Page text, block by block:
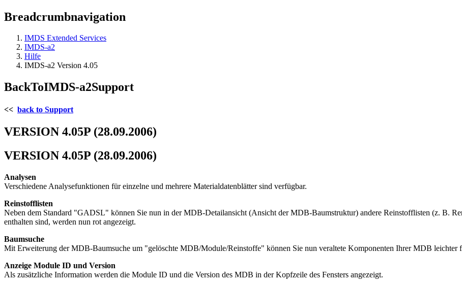
Breadcrumbnavigation
IMDS Extended Services
IMDS-a2
Hilfe
IMDS-a2 Version 4.05
BackToIMDS-a2Support
<< back to Support
VERSION 4.05P (28.09.2006)
VERSION 4.05P (28.09.2006)
Analysen
Verschiedene Analysefunktionen für einzelne und mehrere Materialdatenblätter sind verfügbar.
Reinstofflisten
Neben dem Standard "GADSL" können Sie nun in der MDB-Detailansicht (Ansicht der MDB-Baumstruktur) andere Reinstofflisten (z. B.
enthalten sind, werden nun rot angezeigt.
Baumsuche
Mit Erweiterung der MDB-Baumsuche um "gelöschte MDB/Module/Reinstoffe" können Sie nun veraltete Komponenten Ihrer MDB leichter
Anzeige Module ID und Version
Als zusätzliche Information werden die Module ID und die Version des MDB in der Kopfzeile des Fensters angezeigt.